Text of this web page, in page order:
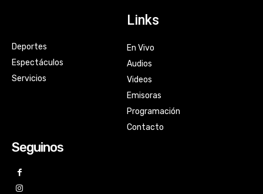
Deportes
Espectáculos
Servicios
Links
En Vivo
Audios
Videos
Emisoras
Programación
Contacto
Seguinos